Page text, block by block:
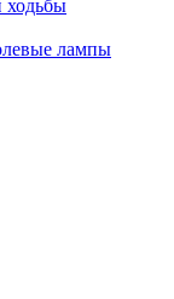
ходьбы
лампы